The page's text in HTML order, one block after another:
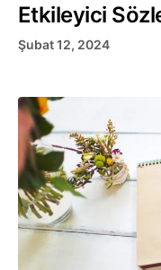
Etkileyici
Şubat 12, 2024